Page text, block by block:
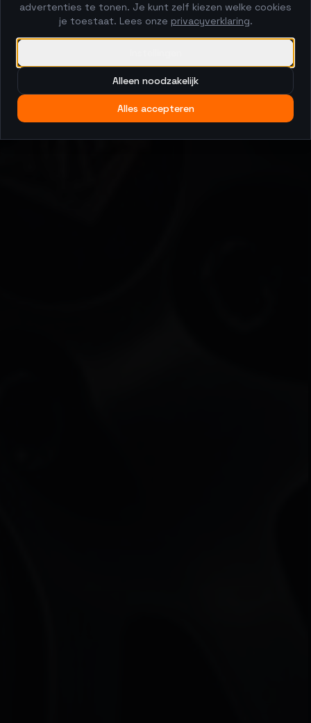
advertenties te tonen. Je kunt zelf kiezen welke cookies
je toestaat. Lees onze privacyverklaring.
Alleen noodzakelijk
Alles accepteren